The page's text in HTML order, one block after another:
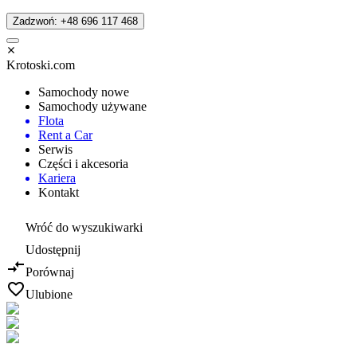
Zadzwoń: +48 696 117 468
Krotoski.com
Samochody nowe
Samochody używane
Flota
Rent a Car
Serwis
Części i akcesoria
Kariera
Kontakt
Wróć do wyszukiwarki
Udostępnij
Porównaj
Ulubione